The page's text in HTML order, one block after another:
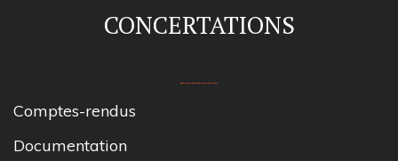
CONCERTATIONS
Comptes-rendus
Documentation